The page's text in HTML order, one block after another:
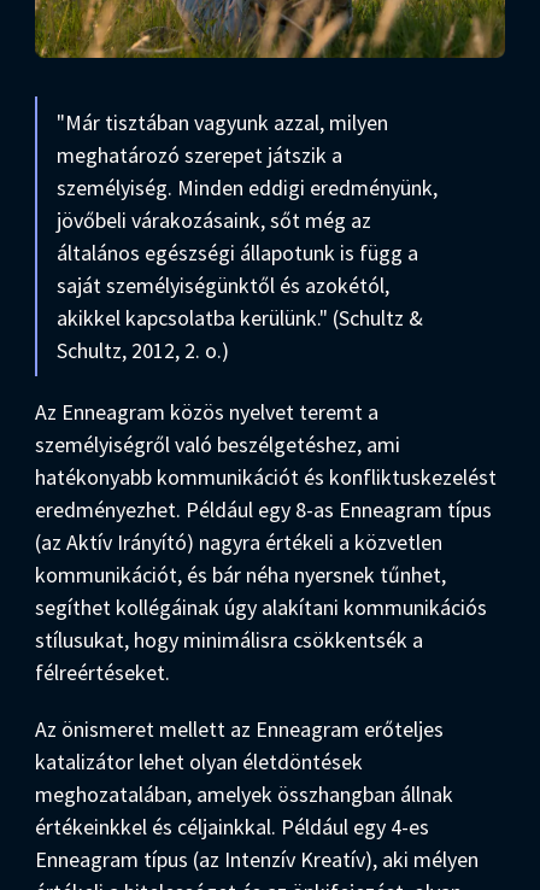
"Már tisztában vagyunk azzal, milyen
meghatározó szerepet játszik a
személyiség. Minden eddigi eredményünk,
jövőbeli várakozásaink, sőt még az
általános egészségi állapotunk is függ a
saját személyiségünktől és azokétól,
akikkel kapcsolatba kerülünk." (Schultz &
Schultz, 2012, 2. o.)
Az Enneagram közös nyelvet teremt a
személyiségről való beszélgetéshez, ami
hatékonyabb kommunikációt és konfliktuskezelést
eredményezhet. Például egy 8-as Enneagram típus
(az Aktív Irányító) nagyra értékeli a közvetlen
kommunikációt, és bár néha nyersnek tűnhet,
segíthet kollégáinak úgy alakítani kommunikációs
stílusukat, hogy minimálisra csökkentsék a
félreértéseket.
Az önismeret mellett az Enneagram erőteljes
katalizátor lehet olyan életdöntések
meghozatalában, amelyek összhangban állnak
értékeinkkel és céljainkkal. Például egy 4-es
Enneagram típus (az Intenzív Kreatív), aki mélyen